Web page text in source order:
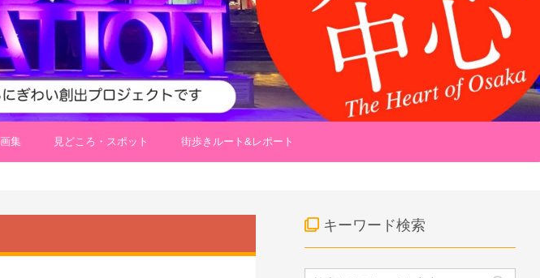
集 見どころ・スポット 街歩きルート&レポート
キーワード検索